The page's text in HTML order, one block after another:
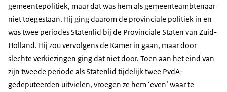
gemeentepolitiek, maar dat was hem als gemeenteambtenaar
niet toegestaan. Hij ging daarom de provinciale politiek in en
was twee periodes Statenlid bij de Provinciale Staten van Zuid-
Holland. Hij zou vervolgens de Kamer in gaan, maar door
slechte verkiezingen ging dat niet door. Toen aan het eind van
zijn tweede periode als Statenlid tijdelijk twee PvdA-
gedeputeerden uitvielen, vroegen ze hem ‘even’ waar te